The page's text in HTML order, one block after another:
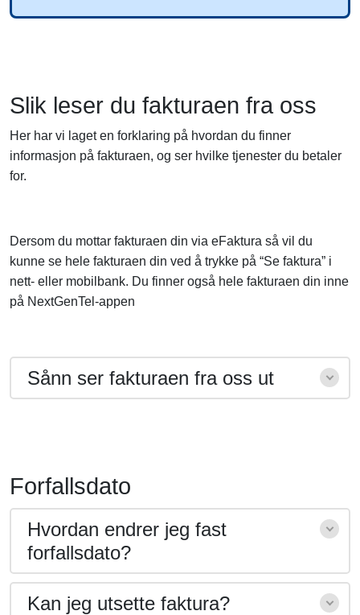
Slik leser du fakturaen fra oss
Her har vi laget en forklaring på hvordan du finner
informasjon på fakturaen, og ser hvilke tjenester du betaler
for.
Dersom du mottar fakturaen din via eFaktura så vil du
kunne se hele fakturaen din ved å trykke på “Se faktura” i
nett- eller mobilbank. Du finner også hele fakturaen din inne
på NextGenTel-appen
Sånn ser fakturaen fra oss ut
Forfallsdato
Hvordan endrer jeg fast
forfallsdato?
Kan jeg utsette faktura?